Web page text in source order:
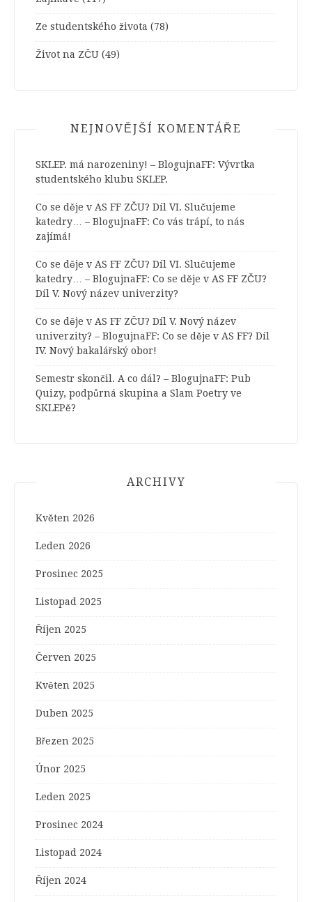
Ze studentského života (78)
Život na ZČU (49)
NEJNOVĚJŠÍ KOMENTÁŘE
SKLEP. má narozeniny! – BlogujnaFF: Vývrtka
studentského klubu SKLEP.
Co se děje v AS FF ZČU? Díl VI. Slučujeme
katedry… – BlogujnaFF: Co vás trápí, to nás
zajímá!
Co se děje v AS FF ZČU? Díl VI. Slučujeme
katedry… – BlogujnaFF: Co se děje v AS FF ZČU?
Díl V. Nový název univerzity?
Co se děje v AS FF ZČU? Díl V. Nový název
univerzity? – BlogujnaFF: Co se děje v AS FF? Díl
IV. Nový bakalářský obor!
Semestr skončil. A co dál? – BlogujnaFF: Pub
Quizy, podpůrná skupina a Slam Poetry ve
SKLEPě?
ARCHIVY
Květen 2026
Leden 2026
Prosinec 2025
Listopad 2025
Říjen 2025
Červen 2025
Květen 2025
Duben 2025
Březen 2025
Únor 2025
Leden 2025
Prosinec 2024
Listopad 2024
Říjen 2024